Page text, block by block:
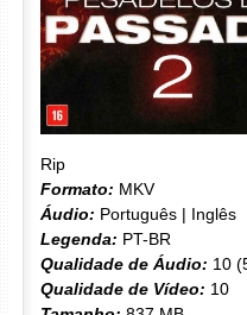
Rip
Formato: MKV
Áudio: Português | Inglês
Legenda: PT-BR
Qualidade de Áudio: 10
Qualidade de Vídeo: 10